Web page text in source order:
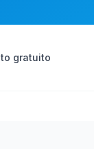
gratuito